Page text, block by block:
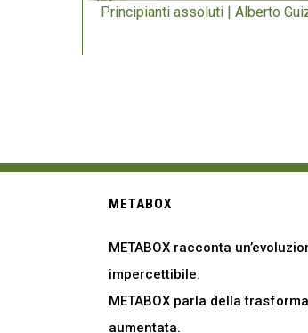
Principianti assoluti | Alberto
METABOX
METABOX racconta
impercettibile.
METABOX parla della
aumentata.